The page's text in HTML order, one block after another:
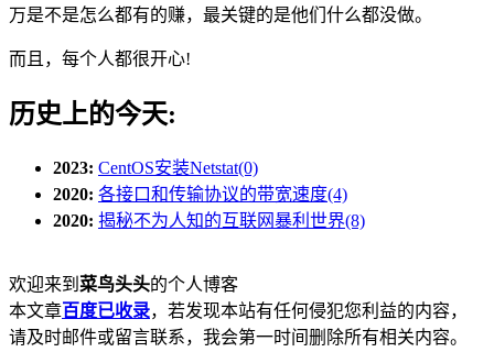
万是不是怎么都有的赚，最关键的是他们什么都没做。
而且，每个人都很开心!
历史上的今天:
2023: CentOS安装Netstat(0)
2020: 各接口和传输协议的带宽速度(4)
2020: 揭秘不为人知的互联网暴利世界(8)
欢迎来到 菜鸟头头的个人博客
本文章百度已收录，若发现本站有任何侵犯您利益的内容，
请及时邮件或留言联系，我会第一时间删除所有相关内容。